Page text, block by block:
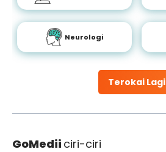
Terokai Lagi
Neurologi
GoMedii ciri-ciri